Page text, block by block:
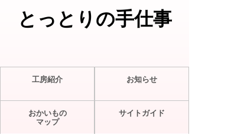
とっとりの手仕事
工房紹介 お知らせ
おかいもの
マップ
サイトガイド